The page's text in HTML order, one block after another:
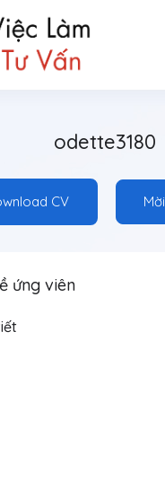
odette3180
CV Mời
ứng viên